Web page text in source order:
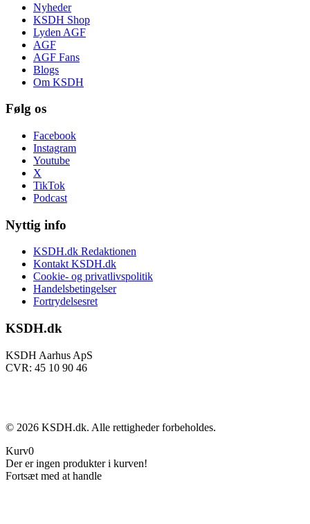
Nyheder
KSDH Shop
Lyden AGF
AGF
AGF Fans
Blogs
Om KSDH
Følg os
Facebook
Instagram
Youtube
X
TikTok
Podcast
Nyttig info
KSDH.dk Redaktionen
Kontakt KSDH.dk
Cookie- og privatlivspolitik
Handelsbetingelser
Fortrydelsesret
KSDH.dk
KSDH Aarhus ApS
CVR: 45 10 90 46
© 2026 KSDH.dk. Alle rettigheder forbeholdes.
Kurv0
Der er ingen produkter i kurven!
Fortsæt med at handle